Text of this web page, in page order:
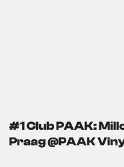
#1 Club PAAK:
Praag @PAAK